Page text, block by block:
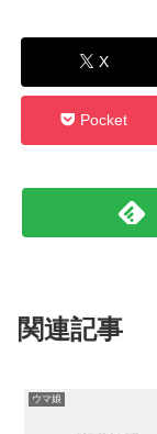
X
Pocket
関連記事
ウマ娘